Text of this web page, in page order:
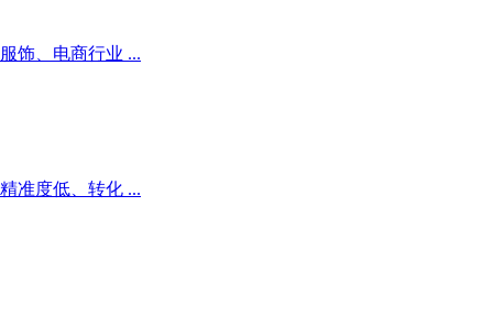
饰、电商行业 ...
准度低、转化 ...